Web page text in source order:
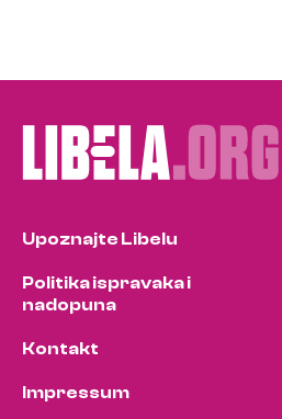
Upoznajte Libelu
Politika ispravaka i
nadopuna
Kontakt
Impressum